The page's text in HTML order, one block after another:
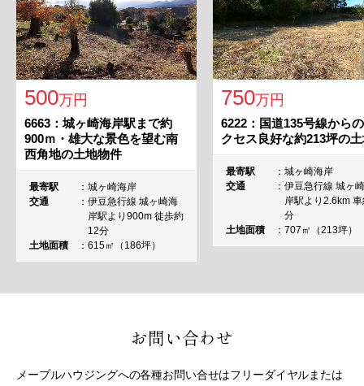
500万円
6663：城ヶ崎海岸駅まで約
900ｍ・雄大な景色を望む南
西角地の土地物件
最寄駅
城ヶ崎海岸
交通
伊豆急行線 城ヶ崎海
岸駅より900m 徒歩約
12分
土地面積
615㎡（186坪）
750万円
6222：国道135号線から
クセス良好な約213坪の
最寄駅
城ヶ崎海岸
交通
伊豆急行線 城ヶ
岸駅より2.6km
分
土地面積
707㎡（213坪）
お問い合わせ
メープルハウジングへの各種お問い合せはフリーダイヤルまたは